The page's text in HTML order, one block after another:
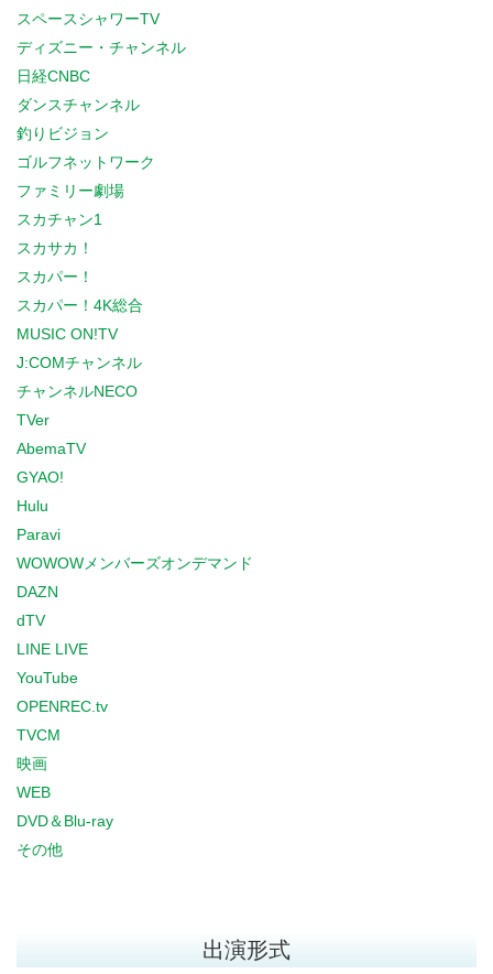
スペースシャワーTV
ディズニー・チャンネル
日経CNBC
ダンスチャンネル
釣りビジョン
ゴルフネットワーク
ファミリー劇場
スカチャン1
スカサカ！
スカパー！
スカパー！4K総合
MUSIC ON!TV
J:COMチャンネル
チャンネルNECO
TVer
AbemaTV
GYAO!
Hulu
Paravi
WOWOWメンバーズオンデマンド
DAZN
dTV
LINE LIVE
YouTube
OPENREC.tv
TVCM
映画
WEB
DVD＆Blu-ray
その他
出演形式